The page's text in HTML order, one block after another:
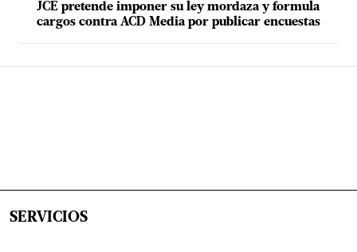
JCE pretende imponer su ley mordaza y formula
cargos contra ACD Media por publicar encuestas
SERVICIOS